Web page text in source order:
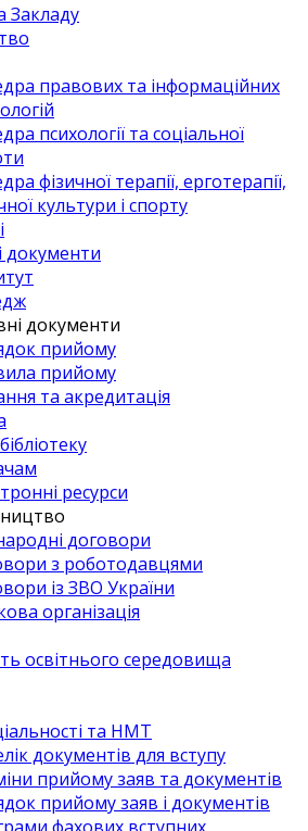
Закладу
правових та інформаційних
психології та соціальної
фізичної терапії, ерготерапії,
культури і спорту
документи
документи
прийому
прийому
та акредитація
ресурси
договори
з роботодавцями
із ЗВО України
організація
освітнього середовища
та НМТ
документів для вступу
прийому заяв та документів
прийому заяв і документів
фахових вступних